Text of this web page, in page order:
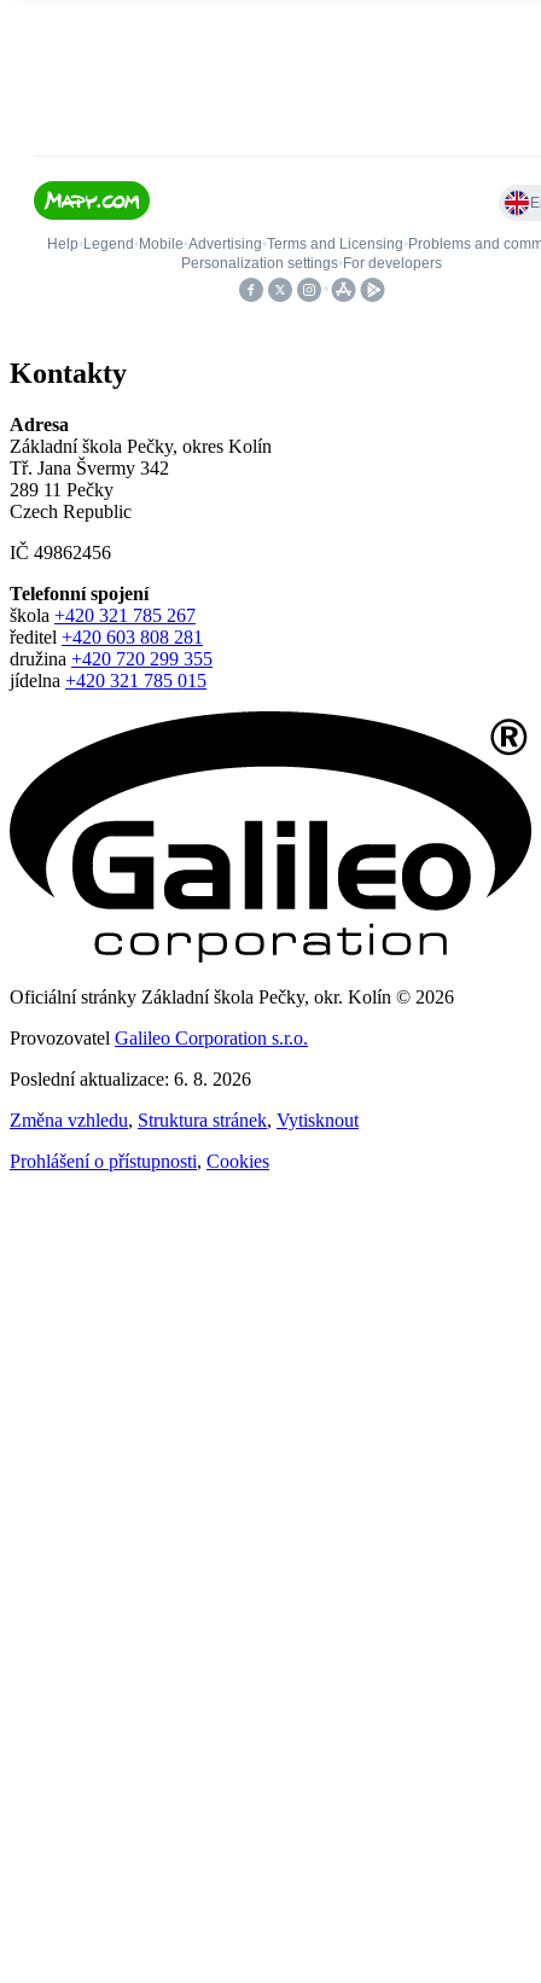
Kontakty
Adresa
Základní škola Pečky, okres Kolín
Tř. Jana Švermy 342
289 11 Pečky
Czech Republic
IČ 49862456
Telefonní spojení
škola +420 321 785 267
ředitel +420 603 808 281
družina +420 720 299 355
jídelna +420 321 785 015
Oficiální stránky Základní škola Pečky, okr. Kolín © 2026
Provozovatel Galileo Corporation s.r.o.
Poslední aktualizace: 6. 8. 2026
Změna vzhledu, Struktura stránek, Vytisknout
Prohlášení o přístupnosti, Cookies